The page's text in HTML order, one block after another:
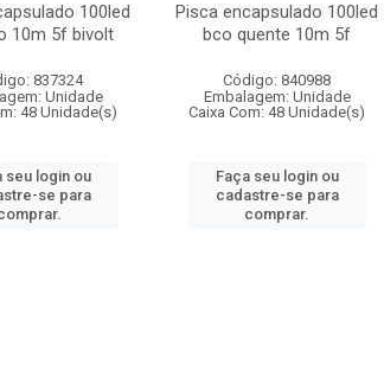
100led
10m 5f bivolt
837324
Unidade
48 Unidade(s)
seu login ou
se para
Pisca encapsulado 100led
bco quente 10m 5f
Código: 840988
Embalagem: Unidade
Caixa Com: 48 Unidade(s)
Faça seu login ou
cadastre-se para
comprar.